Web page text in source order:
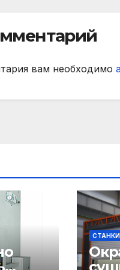
вам необходимо